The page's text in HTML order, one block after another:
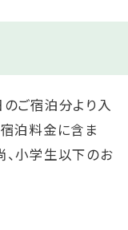
ご宿泊分より入
泊料金に含ま
、小学生以下のお